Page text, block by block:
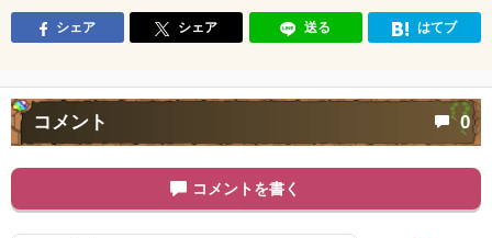
シェア シェア 送る はてブ
コメント 0
コメントを書く